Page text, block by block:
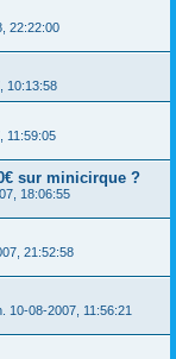
22:22:00
10:13:58
11:59:05
sur minicirque ?
18:06:55
21:52:58
10-08-2007, 11:56:21